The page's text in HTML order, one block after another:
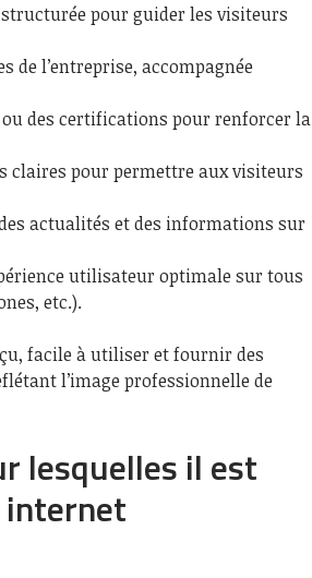
pour guider les visiteurs
de l’entreprise, accompagnée
ou des certifications pour renforcer la
claires pour permettre aux visiteurs
actualités et des informations sur
utilisateur optimale sur tous
etc.).
facile à utiliser et fournir des
l’image professionnelle de
lesquelles il est